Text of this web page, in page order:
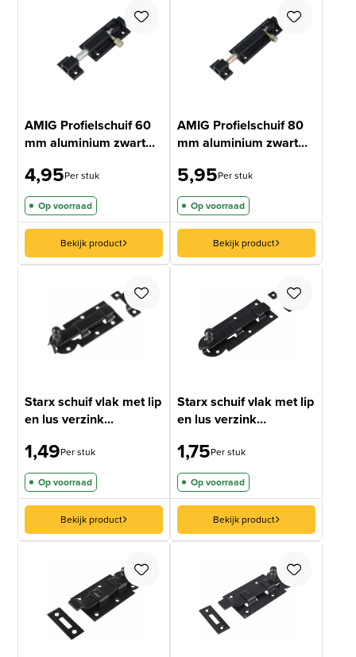
AMIG Profielschuif 60
mm aluminium zwart...
4,95Per stuk
Op voorraad
Bekijk product
AMIG Profielschuif 80
mm aluminium zwart...
5,95Per stuk
Op voorraad
Bekijk product
Starx schuif vlak met lip
en lus verzink...
1,49Per stuk
Op voorraad
Bekijk product
Starx schuif vlak met lip
en lus verzink...
1,75Per stuk
Op voorraad
Bekijk product